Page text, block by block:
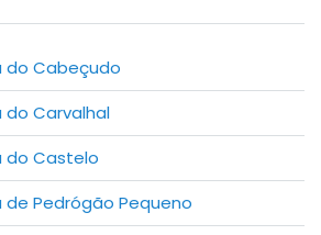
do Cabeçudo
do Carvalhal
do Castelo
Pedrógão Pequeno